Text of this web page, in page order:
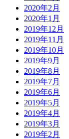
2020年2月
2020年1月
2019年12月
2019年11月
2019年10月
2019年9月
2019年8月
2019年7月
2019年6月
2019年5月
2019年4月
2019年3月
2019年2月